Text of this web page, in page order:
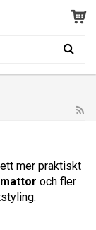
mer praktiskt
och fler